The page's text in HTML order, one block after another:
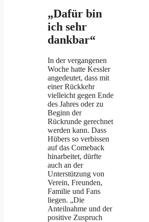
„Dafür bin
ich sehr
dankbar“
In der vergangenen
Woche hatte Kessler
angedeutet, dass mit
einer Rückkehr
vielleicht gegen Ende
des Jahres oder zu
Beginn der
Rückrunde gerechnet
werden kann. Dass
Hübers so verbissen
auf das Comeback
hinarbeitet, dürfte
auch an der
Unterstützung von
Verein, Freunden,
Familie und Fans
liegen. „Die
Anteilnahme und der
positive Zuspruch